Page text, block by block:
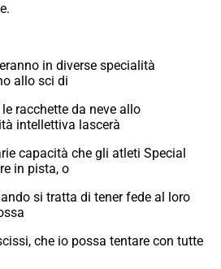
in diverse specialità
allo sci di
racchette da neve allo
intellettiva lascerà
capacità che gli atleti Special
in pista, o
si tratta di tener fede al loro
che io possa tentare con tutte